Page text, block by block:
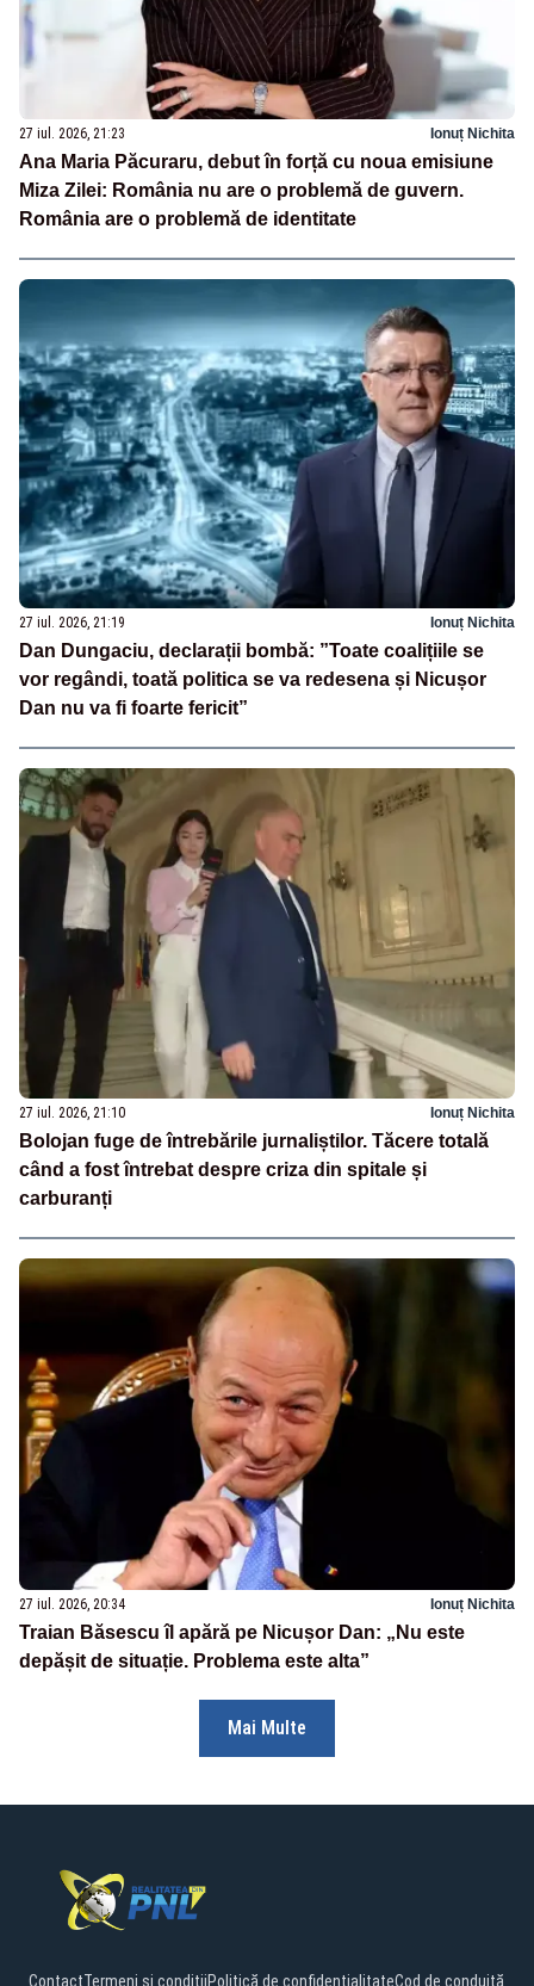
27 iul. 2026, 21:23 Ionuț Nichita
Ana Maria Păcuraru, debut în forță cu noua emisiune
Miza Zilei: România nu are o problemă de guvern.
România are o problemă de identitate
27 iul. 2026, 21:19 Ionuț Nichita
Dan Dungaciu, declarații bombă: ”Toate coalițiile se
vor regândi, toată politica se va redesena și Nicușor
Dan nu va fi foarte fericit”
27 iul. 2026, 21:10 Ionuț Nichita
Bolojan fuge de întrebările jurnaliștilor. Tăcere totală
când a fost întrebat despre criza din spitale și
carburanți
27 iul. 2026, 20:34 Ionuț Nichita
Traian Băsescu îl apără pe Nicușor Dan: „Nu este
depășit de situație. Problema este alta”
Mai Multe
ContactTermeni și condițiiPolitică de confidențialitateCod de conduită